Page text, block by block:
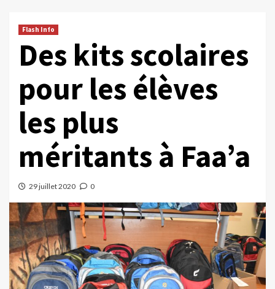
Flash Info
Des kits scolaires
pour les élèves
les plus
méritants à Faa’a
29 juillet 2020 0